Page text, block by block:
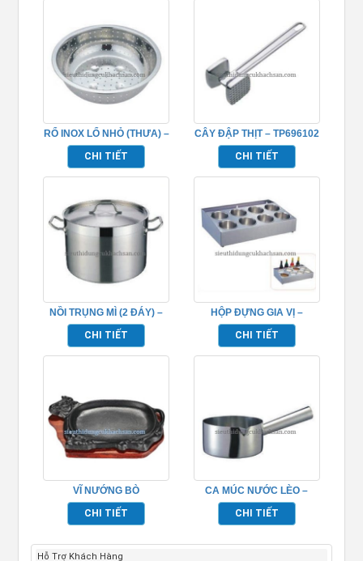
RỔ INOX LỔ NHỎ (THƯA) –
TP696055
CHI TIẾT
CÂY ĐẬP THỊT – TP696102
CHI TIẾT
NỒI TRỤNG MÌ (2 ĐÁY) –
TP696036
CHI TIẾT
HỘP ĐỰNG GIA VỊ –
TP696090
CHI TIẾT
VĨ NƯỚNG BÒ
BEEFSTAEK 23 –
TP696069
CHI TIẾT
CA MÚC NƯỚC LÈO –
TP696087
CHI TIẾT
Hỗ Trợ Khách Hàng